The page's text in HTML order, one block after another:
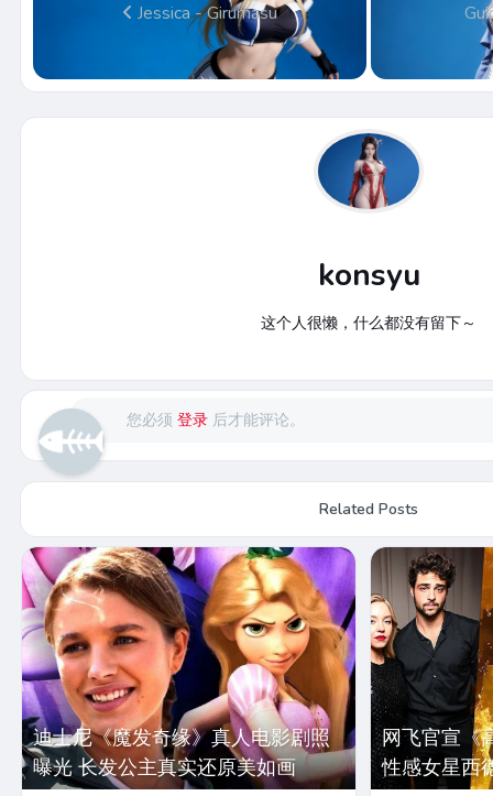
Jessica - Girumasu
konsyu
这个人很懒，什么都没有留下～
您必须登录 后才能评论。
Related Posts
迪士尼《魔发奇缘》真人电影剧照
曝光 长发公主真实还原美如画
网飞官宣《
性感女星西